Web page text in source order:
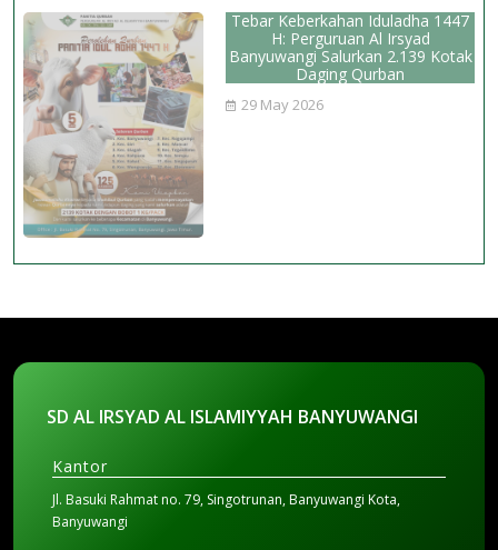
Tebar Keberkahan Iduladha 1447
H: Perguruan Al Irsyad
Banyuwangi Salurkan 2.139 Kotak
Daging Qurban
29 May 2026
SD AL IRSYAD AL ISLAMIYYAH BANYUWANGI
Kantor
Jl. Basuki Rahmat no. 79, Singotrunan, Banyuwangi Kota,
Banyuwangi